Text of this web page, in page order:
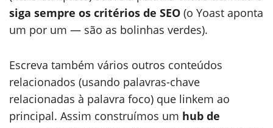
siga sempre os critérios de SEO (o Yoast aponta
um por um — são as bolinhas verdes).
Escreva também vários outros conteúdos
relacionados (usando palavras-chave
relacionadas à palavra foco) que linkem ao
principal. Assim construímos um hub de